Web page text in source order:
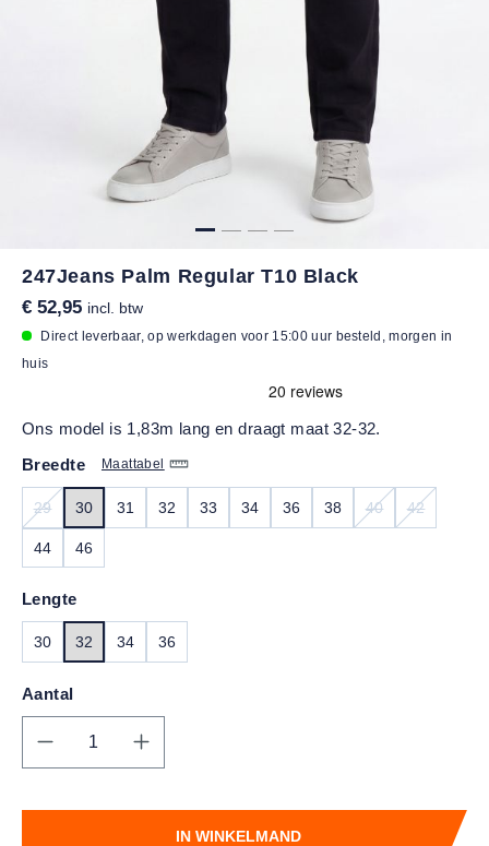
247Jeans Palm Regular T10 Black
€ 52,95 incl. btw
Direct leverbaar, op werkdagen voor 15:00 uur besteld, morgen in
huis
Ons model is 1,83m lang en draagt maat 32-32.
Maattabel
Breedte
29
(DEZE OPTIE IS MOMENTEEL NIET BESCHIKBAAR.)
30 31 32 33 34 36 38 40
(DEZE OPTIE IS
42
44 46
Lengte
30 32 34 36
Aantal
Producthoeveelheid: Voer de gewenste
IN WINKELMAND